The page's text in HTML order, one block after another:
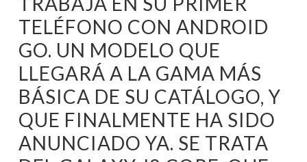
TELÉFONO CON ANDROID
GO. UN MODELO QUE
LLEGARÁ A LA GAMA MÁS
BÁSICA DE SU CATÁLOGO, Y
QUE FINALMENTE HA SIDO
ANUNCIADO YA. SE TRATA